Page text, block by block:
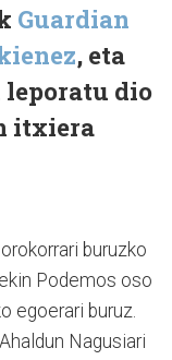
Guardian
, eta
dio
itxiera
buruzko
Podemos oso
egoerari buruz.
Nagusiari